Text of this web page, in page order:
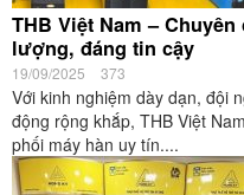
THB Việt Nam –
lượng, đáng tin cậy
19/09/2025 373
Với kinh nghiệm dày dạn, đội
động rộng khắp, THB Việt
phối máy hàn uy tín....